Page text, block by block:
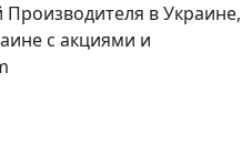
в Украине,
с акциями и